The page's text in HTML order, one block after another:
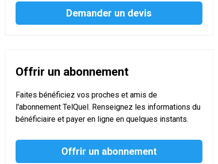
Demander un devis
Offrir un abonnement
Faites bénéficiez vos proches et amis de
l'abonnement TelQuel. Renseignez les informations du
bénéficiaire et payer en ligne en quelques instants.
Offrir un abonnement